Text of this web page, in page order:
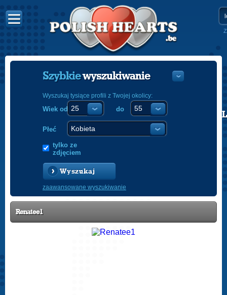
POLISH
Szybkiewyszukiwanie
Wyszukaj tysiące profili z Twojej okolicy:
Wiek od do
Płeć
tylko ze
zdjęciem
Wyszukaj
zaawansowane wyszukiwanie
Renatee1